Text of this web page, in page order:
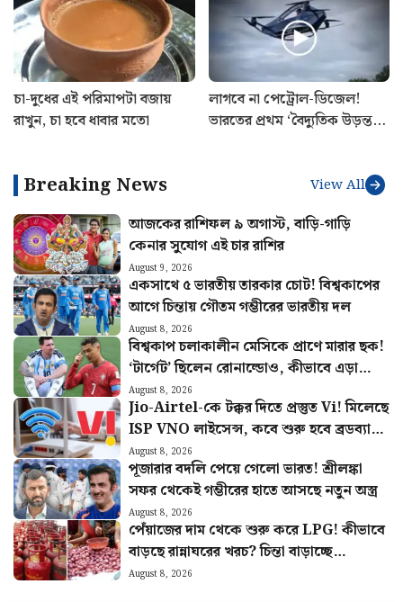
শুভেন্দু অধিকারীর
চা-দুধের এই পরিমাপটা বজায়
রাখুন, চা হবে ধাবার মতো
লাগবে না পেট্রোল-ডিজেল!
ভারতের প্রথম ‘বৈদ্যুতিক উড়ন্ত
Breaking News View All
আজকের রাশিফল ৯ অগাস্ট, বাড়ি-গাড়ি
কেনার সুযোগ এই চার রাশির
August 9, 2026
একসাথে ৫ ভারতীয় তারকার চোট! বিশ্বকাপের
আগে চিন্তায় গৌতম গম্ভীরের ভারতীয় দল
August 8, 2026
বিশ্বকাপ চলাকালীন মেসিকে প্রাণে মারার ছক!
‘টার্গেট’ ছিলেন রোনাল্ডোও, কীভাবে এড়ানো
গেল হামলা?
August 8, 2026
Jio-Airtel-কে টক্কর দিতে প্রস্তুত Vi! মিলেছে
ISP VNO লাইসেন্স, কবে শুরু হবে ব্রডব্যান্ড
সার্ভিস?
August 8, 2026
পূজারার বদলি পেয়ে গেলো ভারত! শ্রীলঙ্কা
সফর থেকেই গম্ভীরের হাতে আসছে নতুন অস্ত্র
August 8, 2026
পেঁয়াজের দাম থেকে শুরু করে LPG! কীভাবে
বাড়ছে রান্নাঘরের খরচ? চিন্তা বাড়াচ্ছে
পরিসংখ্যান
August 8, 2026